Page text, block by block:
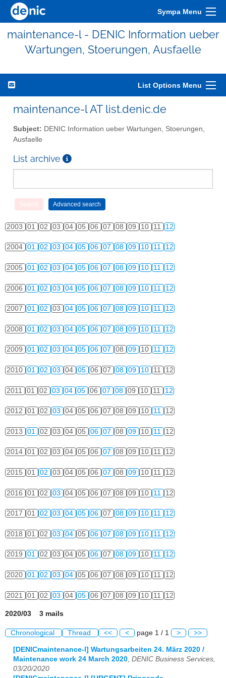
Sympa Menu
maintenance-l - DENIC Information ueber
Wartungen, Stoerungen, Ausfaelle
List Options Menu
maintenance-l AT list.denic.de
Subject: DENIC Information ueber Wartungen, Stoerungen,
Ausfaelle
List archive
2003 01 02 03 04 05 06 07 08 09 10 11 12
2004 01 02 03 04 05 06 07 08 09 10 11 12
2005 01 02 03 04 05 06 07 08 09 10 11 12
2006 01 02 03 04 05 06 07 08 09 10 11 12
2007 01 02 03 04 05 06 07 08 09 10 11 12
2008 01 02 03 04 05 06 07 08 09 10 11 12
2009 01 02 03 04 05 06 07 08 09 10 11 12
2010 01 02 03 04 05 06 07 08 09 10 11 12
2011 01 02 03 04 05 06 07 08 09 10 11 12
2012 01 02 03 04 05 06 07 08 09 10 11 12
2013 01 02 03 04 05 06 07 08 09 10 11 12
2014 01 02 03 04 05 06 07 08 09 10 11 12
2015 01 02 03 04 05 06 07 08 09 10 11 12
2016 01 02 03 04 05 06 07 08 09 10 11 12
2017 01 02 03 04 05 06 07 08 09 10 11 12
2018 01 02 03 04 05 06 07 08 09 10 11 12
2019 01 02 03 04 05 06 07 08 09 10 11 12
2020 01 02 03 04 05 06 07 08 09 10 11 12
2021 01 02 03 04 05 06 07 08 09 10 11 12
2020/03 3 mails
Chronological Thread << < page 1 / 1 > >>
[DENICmaintenance-l] Wartungsarbeiten 24. März 2020 /
Maintenance work 24 March 2020 DENIC Business Services,
03/20/2020